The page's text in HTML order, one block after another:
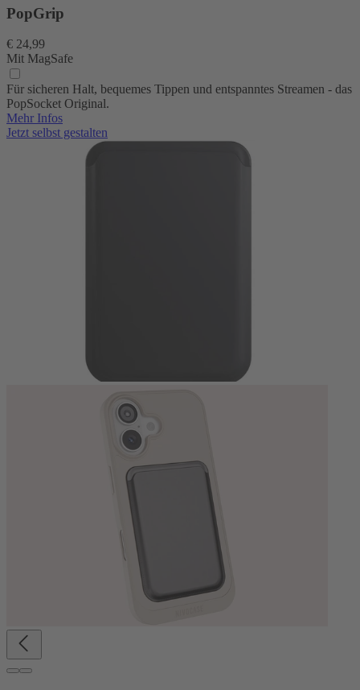
PopGrip
€ 24,99
Mit MagSafe
Für sicheren Halt, bequemes Tippen und entspanntes Streamen - das
PopSocket Original.
Mehr Infos
Jetzt selbst gestalten